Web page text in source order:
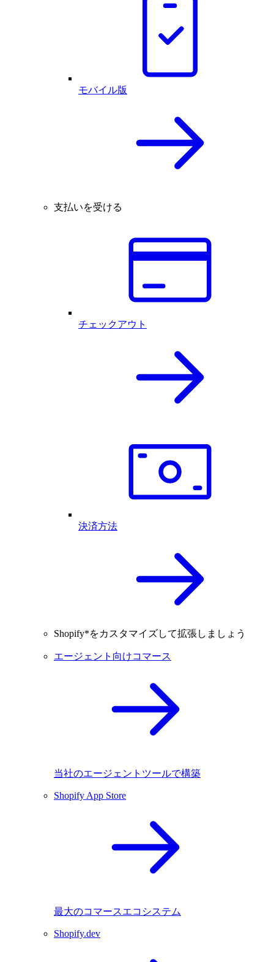
モバイル版
支払いを受ける
チェックアウト
決済方法
Shopify*をカスタマイズして拡張しましょう
エージェント向けコマース
当社のエージェントツールで構築
Shopify App Store
最大のコマースエコシステム
Shopify.dev